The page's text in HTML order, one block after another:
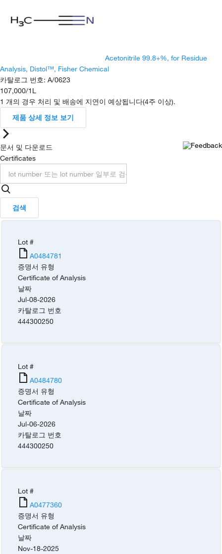
Acetonitrile 99.8+%, for Residue
Analysis, Distol™, Fisher Chemical
카탈로그 번호: A/0623
107,000/1L
1 개의 경우 처리 및 배송에 지연이 예상됩니다(4주 이상).
제품 상세 정보 보기
문서 및 다운로드
Certificates
검색
Lot #
A0484781
증명서 유형
Certificate of Analysis
날짜
Jul-08-2026
카탈로그 번호
444300250
Lot #
A0484780
증명서 유형
Certificate of Analysis
날짜
Jul-06-2026
카탈로그 번호
444300250
Lot #
A0477360
증명서 유형
Certificate of Analysis
날짜
Nov-18-2025